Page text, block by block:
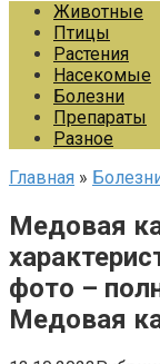
Животные
Птицы
Растения
Насекомые
Болезни
Препараты
Разное
Главная »
Медовая
фото –
Медовая